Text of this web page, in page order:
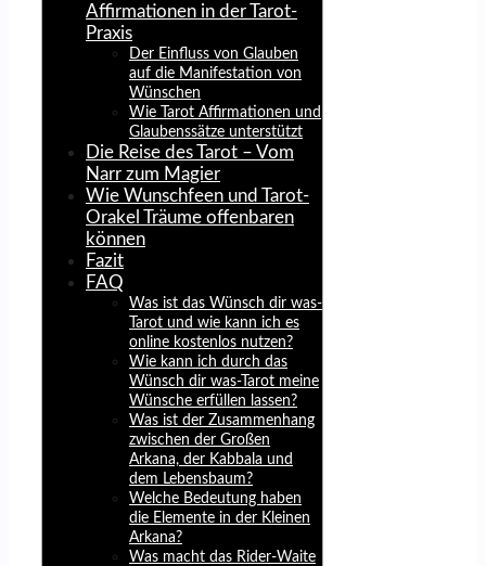
Affirmationen in der Tarot-
Praxis
Der Einfluss von Glauben
auf die Manifestation von
Wünschen
Wie Tarot Affirmationen und
Glaubenssätze unterstützt
Die Reise des Tarot – Vom
Narr zum Magier
Wie Wunschfeen und Tarot-
Orakel Träume offenbaren
können
Fazit
FAQ
Was ist das Wünsch dir was-
Tarot und wie kann ich es
online kostenlos nutzen?
Wie kann ich durch das
Wünsch dir was-Tarot meine
Wünsche erfüllen lassen?
Was ist der Zusammenhang
zwischen der Großen
Arkana, der Kabbala und
dem Lebensbaum?
Welche Bedeutung haben
die Elemente in der Kleinen
Arkana?
Was macht das Rider-Waite